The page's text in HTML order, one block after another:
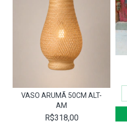
VASO ARUMÃ 50CM ALT-
AM
R$318,00